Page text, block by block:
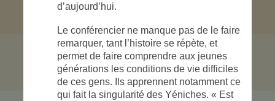
d’aujourd’hui.
Le conférencier ne manque pas de le faire
remarquer, tant l’histoire se répète, et
permet de faire comprendre aux jeunes
générations les conditions de vie difficiles
de ces gens. Ils apprennent notamment ce
qui fait la singularité des Yéniches. « Est